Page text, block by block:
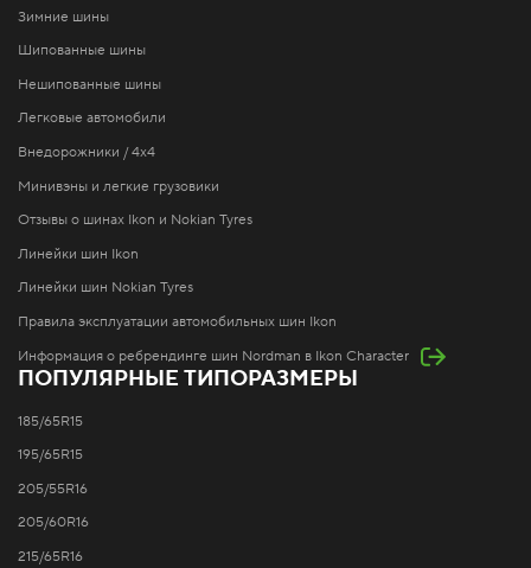
Зимние шины
Шипованные шины
Нешипованные шины
Легковые автомобили
Внедорожники / 4x4
Минивэны и легкие грузовики
Отзывы о шинах Ikon и Nokian Tyres
Линейки шин Ikon
Линейки шин Nokian Tyres
Правила эксплуатации автомобильных шин Ikon
Информация о ребрендинге шин Nordman в Ikon Character
ПОПУЛЯРНЫЕ ТИПОРАЗМЕРЫ
185/65R15
195/65R15
205/55R16
205/60R16
215/65R16